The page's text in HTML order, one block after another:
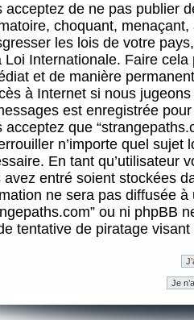
acceptez de ne pas publier
choquant,
les lois de votre
Loi Internationale. Faire
et de manière
à Internet si nous
est enregistrée
acceptez que
n’importe quel sujet
En tant qu’utilisateur
avez entré soient stockées
ne sera pas diffusée
ou ni phpBB
tentative de piratage